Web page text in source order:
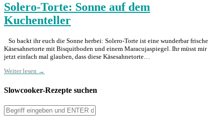
Solero-Torte: Sonne auf dem
Kuchenteller
So backt ihr euch die Sonne herbei: Solero-Torte ist eine wunderbar frische
Käsesahnetorte mit Bisquitboden und einem Maracujaspiegel. Ihr müsst mir
jetzt einfach mal glauben, dass diese Käsesahnetorte…
Weiter lesen →
Slowcooker-Rezepte suchen